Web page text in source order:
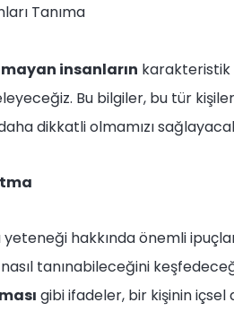
insanların karakteristik
Bu bilgiler, bu tür
dikkatli olmamızı
hakkında önemli
tanınabileceğini
gibi ifadeler, bir kişinin içsel